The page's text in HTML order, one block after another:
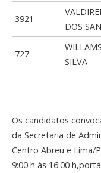
3921
DOS
727
SILVA
Os candidatos
da Secretaria de
Centro Abreu e Lima/
9:00 h às 16:00